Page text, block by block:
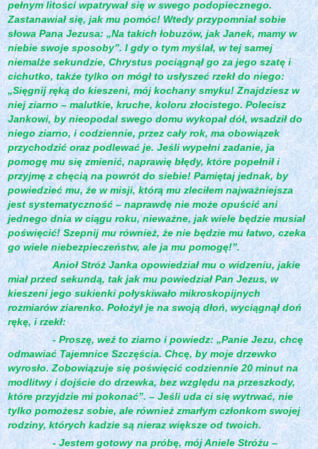
pełnym litości wpatrywał się w swego podopiecznego.
Zastanawiał się, jak mu pomóc! Wtedy przypomniał sobie
słowa Pana Jezusa: „Na takich łobuzów, jak Janek, mamy w
niebie swoje sposoby”. I gdy o tym myślał, w tej samej
niemalże sekundzie, Chrystus pociągnął go za jego szatę i
cichutko, także tylko on mógł to usłyszeć rzekł do niego:
„Sięgnij ręką do kieszeni, mój kochany smyku! Znajdziesz w
niej ziarno – malutkie, kruche, koloru złocistego. Polecisz
Jankowi, by nieopodal swego domu wykopał dół, wsadził do
niego ziarno, i codziennie, przez cały rok, ma obowiązek
przychodzić oraz podlewać je. Jeśli wypełni zadanie, ja
pomogę mu się zmienić, naprawię błędy, które popełnił i
przyjmę z chęcią na powrót do siebie! Pamiętaj jednak, by
powiedzieć mu, że w misji, którą mu zleciłem najważniejsza
jest systematyczność – naprawdę nie może opuścić ani
jednego dnia w ciągu roku, nieważne, jak wiele będzie musiał
poświęcić! Szepnij mu również, że nie będzie mu łatwo, czeka
go wiele niebezpieczeństw, ale ja mu pomogę!”.
Anioł Stróż Janka opowiedział mu o widzeniu, jakie
miał przed sekundą, tak jak mu powiedział Pan Jezus, w
kieszeni jego sukienki połyskiwało mikroskopijnych
rozmiarów ziarenko. Położył je na swoją dłoń, wyciągnął doń
rękę, i rzekł:
- Proszę, weź to ziarno i powiedz: „Panie Jezu, chcę
odmawiać Tajemnice Szczęścia. Chcę, by moje drzewko
wyrosło. Zobowiązuje się poświęcić codziennie 20 minut na
modlitwy i dojście do drzewka, bez względu na przeszkody,
które przyjdzie mi pokonać”. – Jeśli uda ci się wytrwać, nie
tylko pomożesz sobie, ale również zmarłym członkom swojej
rodziny, których kadzie są nieraz większe od twoich.
- Jestem gotowy na próbę, mój Aniele Stróżu –